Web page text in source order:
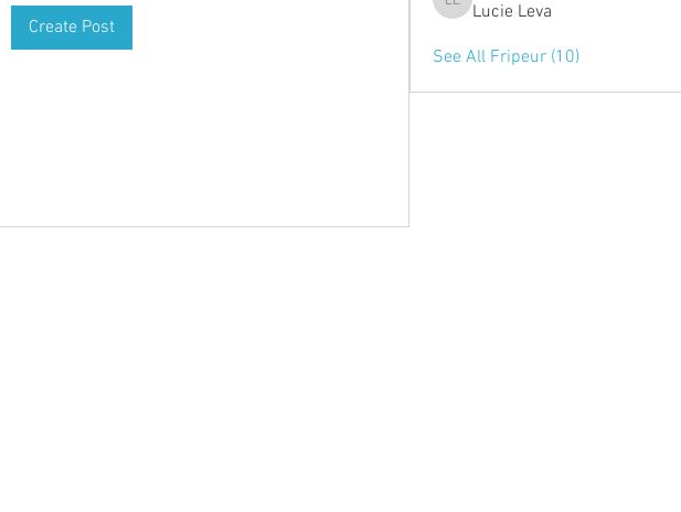
Create Post
Lucie Leva
Lucie Leva
See All Fripeur (10)